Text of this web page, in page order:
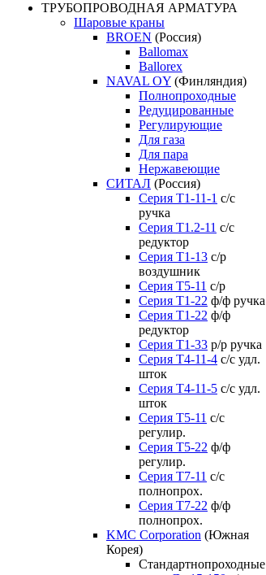
ТРУБОПРОВОДНАЯ АРМАТУРА
Шаровые краны
BROEN (Россия)
Ballomax
Ballorex
NAVAL OY (Финляндия)
Полнопроходные
Редуцированные
Регулирующие
Для газа
Для пара
Нержавеющие
СИТАЛ (Россия)
Серия Т1-11-1 с/с
ручка
Серия Т1.2-11 с/с
редуктор
Серия Т1-13 с/р
воздушник
Серия T5-11 с/р
Серия Т1-22 ф/ф ручка
Серия Т1-22 ф/ф
редуктор
Серия T1-33 р/р ручка
Серия Т4-11-4 с/с удл.
шток
Серия Т4-11-5 с/с удл.
шток
Серия Т5-11 с/с
регулир.
Серия Т5-22 ф/ф
регулир.
Серия Т7-11 с/с
полнопрох.
Серия Т7-22 ф/ф
полнопрох.
KMC Corporation (Южная
Корея)
Стандартнопроходные